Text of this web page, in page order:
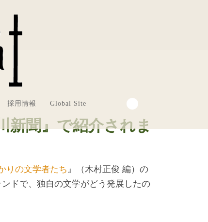
採用情報 Global Site
新聞』で紹介されま
りの文学者たち 』（木村正俊 編）の
ドで、独自の文学がどう発展したの